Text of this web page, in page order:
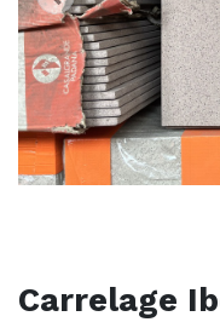
Carrelage